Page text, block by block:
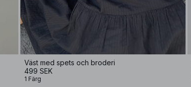
Väst med spets och broderi
499 SEK
1 Färg